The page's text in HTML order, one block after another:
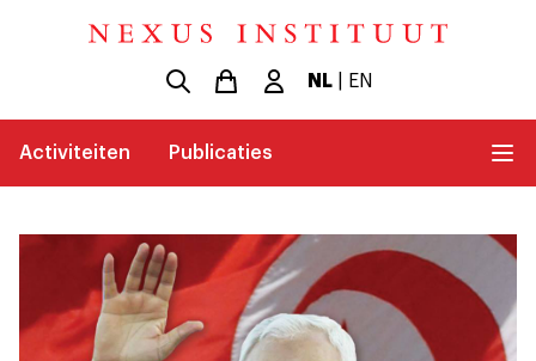
NL| EN
Activiteiten Publicaties